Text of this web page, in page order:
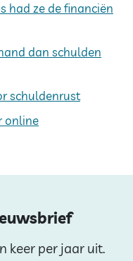
had ze de financiën
dan schulden
schuldenrust
online
keer per jaar uit.